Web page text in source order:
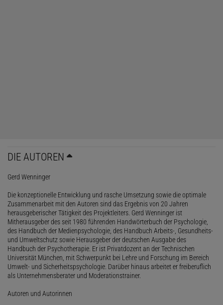
DIE AUTOREN
Gerd Wenninger
Die konzeptionelle Entwicklung und rasche Umsetzung sowie die optimale
Zusammenarbeit mit den Autoren sind das Ergebnis von 20 Jahren
herausgeberischer Tätigkeit des Projektleiters. Gerd Wenninger ist
Mitherausgeber des seit 1980 führenden Handwörterbuch der Psychologie,
des Handbuch der Medienpsychologie, des Handbuch Arbeits-, Gesundheits-
und Umweltschutz sowie Herausgeber der deutschen Ausgabe des
Handbuch der Psychotherapie. Er ist Privatdozent an der Technischen
Universität München, mit Schwerpunkt bei Lehre und Forschung im Bereich
Umwelt- und Sicherheitspsychologie. Darüber hinaus arbeitet er freiberuflich
als Unternehmensberater und Moderationstrainer.
Autoren und Autorinnen